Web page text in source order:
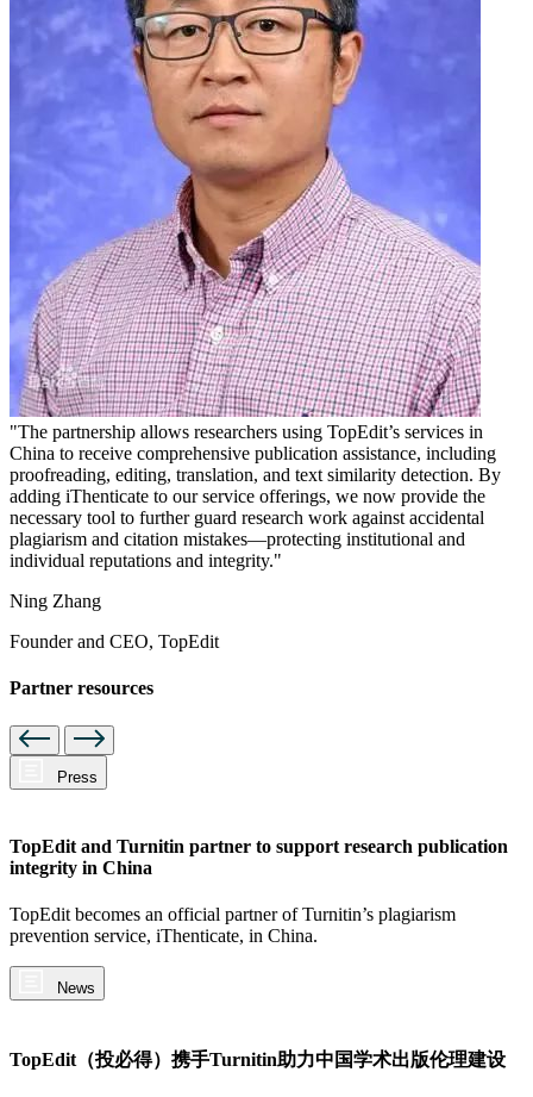
"The partnership allows researchers using TopEdit’s services in
China to receive comprehensive publication assistance, including
proofreading, editing, translation, and text similarity detection. By
adding iThenticate to our service offerings, we now provide the
necessary tool to further guard research work against accidental
plagiarism and citation mistakes—protecting institutional and
individual reputations and integrity."
Ning Zhang
Founder and CEO, TopEdit
Partner resources
Press
TopEdit and Turnitin partner to support research publication
integrity in China
TopEdit becomes an official partner of Turnitin’s plagiarism
prevention service, iThenticate, in China.
News
TopEdit（投必得）携手Turnitin助力中国学术出版伦理建设